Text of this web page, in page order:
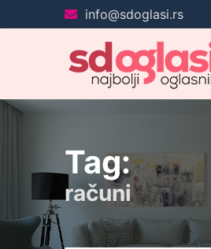
na
info@sdoglasi.rs
Tag:
računi